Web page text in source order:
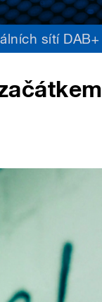
sítí DAB+